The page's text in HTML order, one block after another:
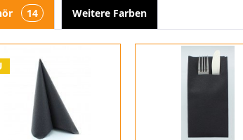
14 Weitere Farben